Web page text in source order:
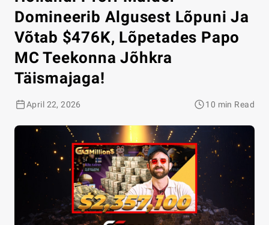
Domineerib Algusest Lõpuni Ja
Võtab $476K, Lõpetades Papo
MC Teekonna Jõhkra
Täismajaga!
April 22, 2026 10 min Read